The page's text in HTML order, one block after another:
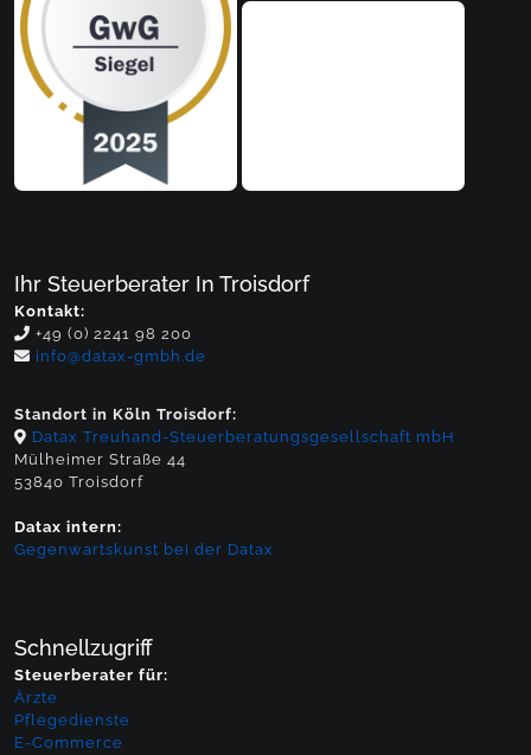
Ihr Steuerberater In Troisdorf
Kontakt:
+49 (0) 2241 98 200
info@datax-gmbh.de
Standort in Köln Troisdorf:
Datax Treuhand-Steuerberatungsgesellschaft mbH
Mülheimer Straße 44
53840 Troisdorf
Datax intern:
Gegenwartskunst bei der Datax
Schnellzugriff
Steuerberater für:
Ärzte
Pflegedienste
E-Commerce